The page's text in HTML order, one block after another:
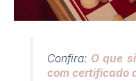
Confira: O que
com certificado